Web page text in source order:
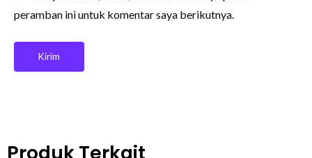
peramban ini untuk komentar saya berikutnya.
Produk Terkait